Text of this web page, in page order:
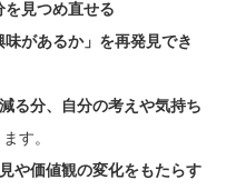
見つめ直せる
があるか」を再発見でき
る分、自分の考えや気持ち
す。
や価値観の変化をもたらす